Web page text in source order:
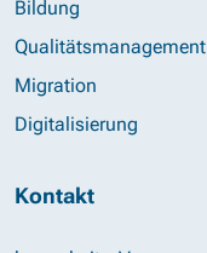
Bildung
Qualitätsmanagement
Migration
Digitalisierung
Kontakt